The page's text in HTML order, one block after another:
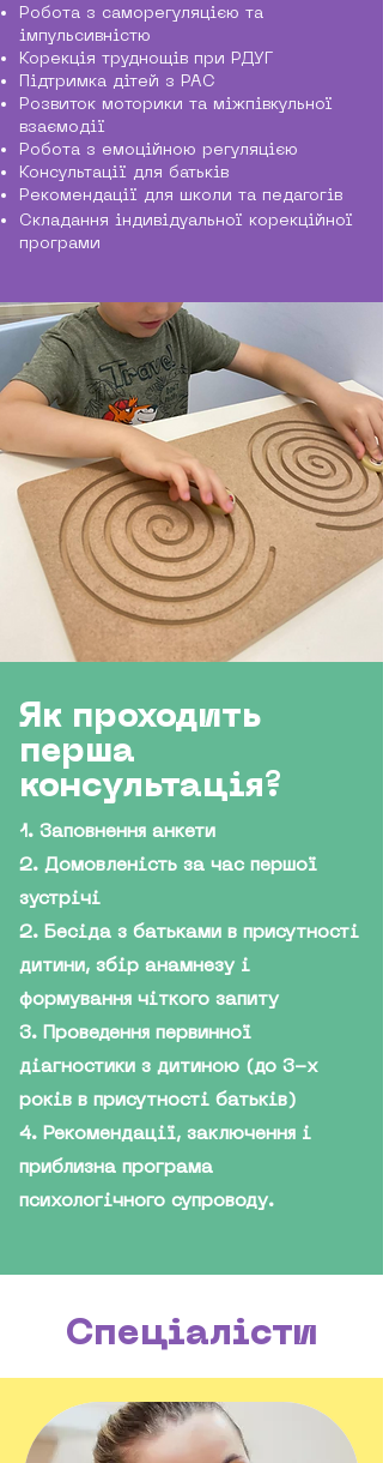
Робота з саморегуляцією та
імпульсивністю
Корекція труднощів при РДУГ
Підтримка дітей з РАС
Розвиток моторики та міжпівкульної
взаємодії
Робота з емоційною регуляцією
Консультації для батьків
Рекомендації для школи та педагогів
Складання індивідуальної корекційної
програми
Як проходить
перша
консультація?
1. Заповнення анкети
2. Домовленість за час першої
зустрічі
2. Бесіда з батьками в присутності
дитини, збір анамнезу і
формування чіткого запиту
3. Проведення первинної
діагностики з дитиною (до 3-х
років в присутності батьків)
4. Рекомендації, заключення і
приблизна програма
психологічного супроводу.
Спеціалісти